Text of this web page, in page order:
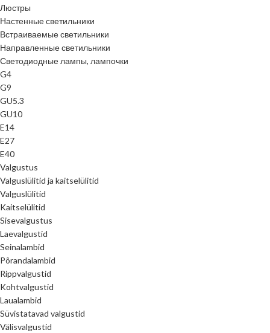
Люстры
Настенные светильники
Встраиваемые светильники
Направленные светильники
Светодиодные лампы, лампочки
G4
G9
GU5.3
GU10
E14
E27
E40
Valgustus
Valguslülitid ja kaitselülitid
Valguslülitid
Kaitselülitid
Sisevalgustus
Laevalgustid
Seinalambid
Põrandalambid
Rippvalgustid
Kohtvalgustid
Laualambid
Süvistatavad valgustid
Välisvalgustid